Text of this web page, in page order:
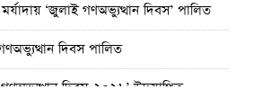
‘জুলাই গণঅভ্যুত্থান দিবস’ পালিত
দিবস পালিত
গণঅভ্যুত্থান দিবস-২০২৬’ উদযাপিত